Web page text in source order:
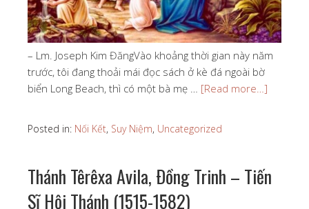
– Lm. Joseph Kim ĐăngVào khoảng thời gian này năm
trước, tôi đang thoải mái đọc sách ở kè đá ngoài bờ
biển Long Beach, thì có một bà mẹ … [Read more…]
Posted in: Nối Kết, Suy Niệm, Uncategorized
Thánh Têrêxa Avila, Ðồng Trinh – Tiến
Sĩ Hội Thánh (1515-1582)